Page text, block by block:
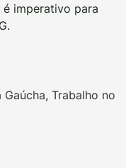
imperativo para
Gaúcha, Trabalho no